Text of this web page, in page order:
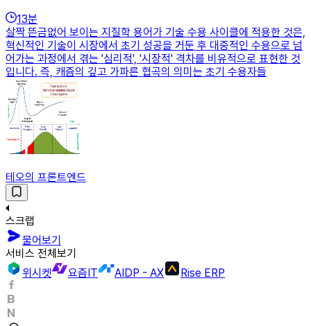
13분
살짝 뜬금없어 보이는 지질학 용어가 기술 수용 사이클에 적용한 것은,
혁신적인 기술이 시장에서 초기 성공을 거둔 후 대중적인 수용으로 넘
어가는 과정에서 겪는 '심리적', '시장적' 격차를 비유적으로 표현한 것
입니다. 즉, 캐즘의 깊고 가파른 협곡의 의미는 초기 수용자들
테오의 프론트엔드
스크랩
물어보기
서비스 전체보기
위시켓
요즘IT AIDP - AX Rise ERP